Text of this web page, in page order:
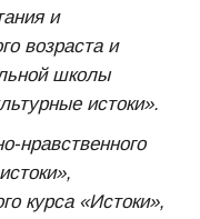
и
возраста и
школы
истоки».
нравственного
курса «Истоки»,